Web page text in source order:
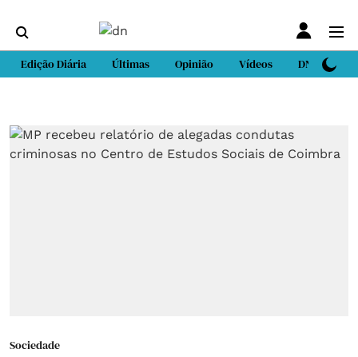
Edição Diária Últimas Opinião Vídeos DN Sport
Sociedade